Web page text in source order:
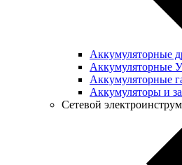
Аккумуляторные
Аккумуляторные
Аккумуляторные
Аккумуляторы и
Сетевой